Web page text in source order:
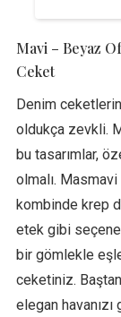
Mavi – Beyaz
Ceket
Denim
oldukça zevkli.
bu tasarımlar,
olmalı. Masmavi
kombinde krep
etek gibi
bir gömlekle
ceketiniz.
elegan